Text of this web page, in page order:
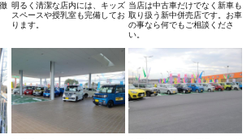
明るく清潔な店内には、キッズ
スペースや授乳室も完備してお
ります。
当店は中古車だけでなく新車も
取り扱う新中併売店です。お車
の事なら何でもご相談くださ
い。